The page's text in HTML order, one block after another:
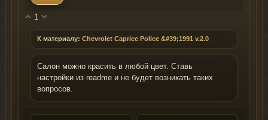
1
К материалу: Chevrolet Caprice Police &#39;1991 v.2.0
Салон можно красить в любой цвет. Ставь
настройки из readme и не будет возникать таких
вопросов.